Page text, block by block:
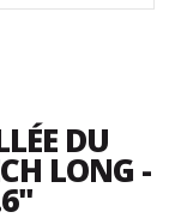
DU
LONG -